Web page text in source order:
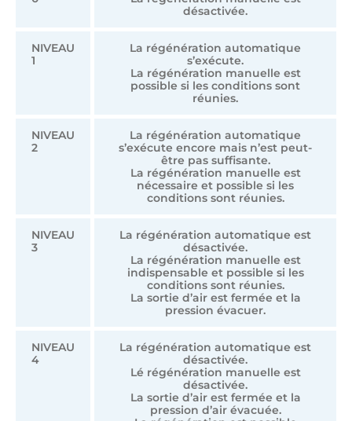
désactivée.
NIVEAU
1
La régénération automatique
s’exécute.
La régénération manuelle est
possible si les conditions sont
réunies.
NIVEAU
2
La régénération automatique
s’exécute encore mais n’est peut-
être pas suffisante.
La régénération manuelle est
nécessaire et possible si les
conditions sont réunies.
NIVEAU
3
La régénération automatique est
désactivée.
La régénération manuelle est
indispensable et possible si les
conditions sont réunies.
La sortie d’air est fermée et la
pression évacuer.
NIVEAU
4
La régénération automatique est
désactivée.
Lé régénération manuelle est
désactivée.
La sortie d’air est fermée et la
pression d’air évacuée.